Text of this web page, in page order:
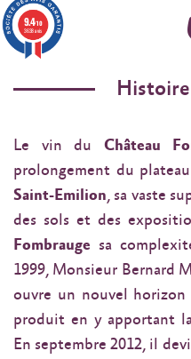
Le vin du Château
prolongement du
Saint-Emilion, sa vaste
des sols et des
Fombrauge sa
1999, Monsieur Bernard
ouvre un nouvel
produit en y apportant
En septembre 2012, il
9.4/10
3638 avis